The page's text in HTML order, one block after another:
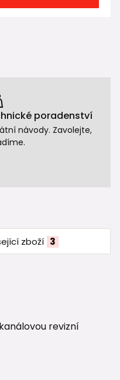
poradenství
návody. Zavolejte,
zboží 3
revizní